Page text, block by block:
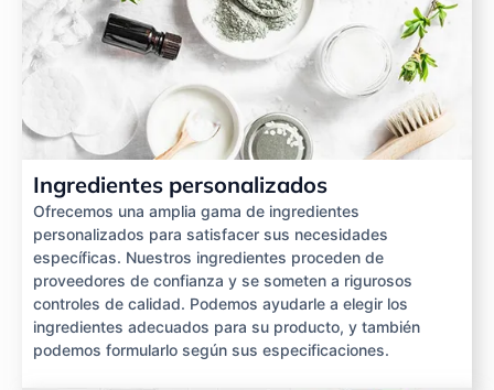
Ingredientes personalizados
Ofrecemos una amplia gama de ingredientes
personalizados para satisfacer sus necesidades
específicas. Nuestros ingredientes proceden de
proveedores de confianza y se someten a rigurosos
controles de calidad. Podemos ayudarle a elegir los
ingredientes adecuados para su producto, y también
podemos formularlo según sus especificaciones.